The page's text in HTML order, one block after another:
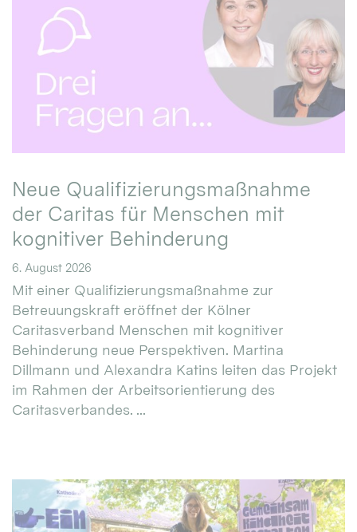
Neue Qualifizierungsmaßnahme
der Caritas für Menschen mit
kognitiver Behinderung
6. August 2026
Mit einer Qualifizierungsmaßnahme zur
Betreuungskraft eröffnet der Kölner
Caritasverband Menschen mit kognitiver
Behinderung neue Perspektiven. Martina
Dillmann und Alexandra Katins leiten das Projekt
im Rahmen der Arbeitsorientierung des
Caritasverbandes. ...